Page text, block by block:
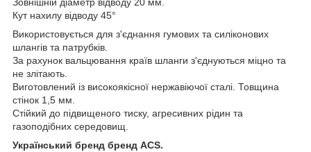
Зовнішній діаметр відводу 20 мм.
Кут нахилу відводу 45°
Використовується для з'єднання гумових та силіконових
шлангів та патрубків.
За рахунок вальцювання країв шланги з'єднуються міцно та
не злітають.
Виготовлений із високоякісної нержавіючої сталі. Товщина
стінок 1,5 мм.
Стійкий до підвищеного тиску, агресивних рідин та
газоподібних середовищ.
Український бренд бренд ACS.